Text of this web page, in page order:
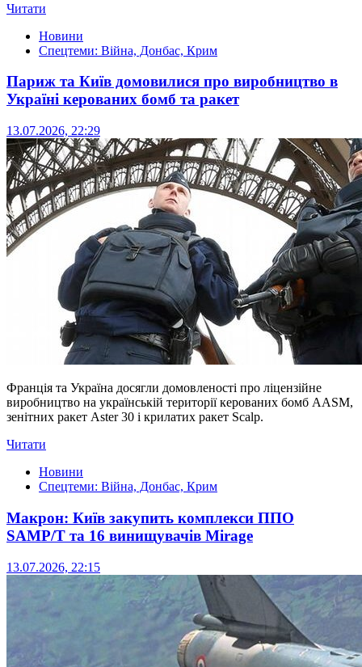
Читати
Новини
Спецтеми: Війна, Донбас, Крим
Париж та Київ домовилися про виробництво в
Україні керованих бомб та ракет
13.07.2026, 22:29
Франція та Україна досягли домовленості про ліцензійне
виробництво на українській території керованих бомб AASM,
зенітних ракет Aster 30 і крилатих ракет Scalp.
Читати
Новини
Спецтеми: Війна, Донбас, Крим
Макрон: Київ закупить комплекси ППО
SAMP/T та 16 винищувачів Mirage
13.07.2026, 22:15